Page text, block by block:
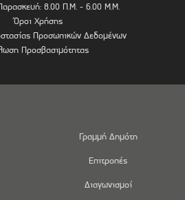
8.00 Π.Μ. - 6.00 Μ.Μ.
Όροι Χρήσης
Προσωπικών Δεδομένων
Προσβασιμότητας
Γραμμή Δημότη
Επιτροπές
Διαγωνισμοί